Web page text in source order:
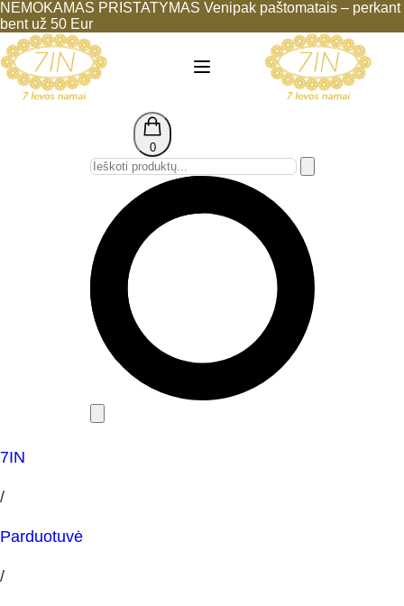
NEMOKAMAS PRISTATYMAS Venipak paštomatais – perkant
bent už 50 Eur
0
7IN
/
Parduotuvė
/